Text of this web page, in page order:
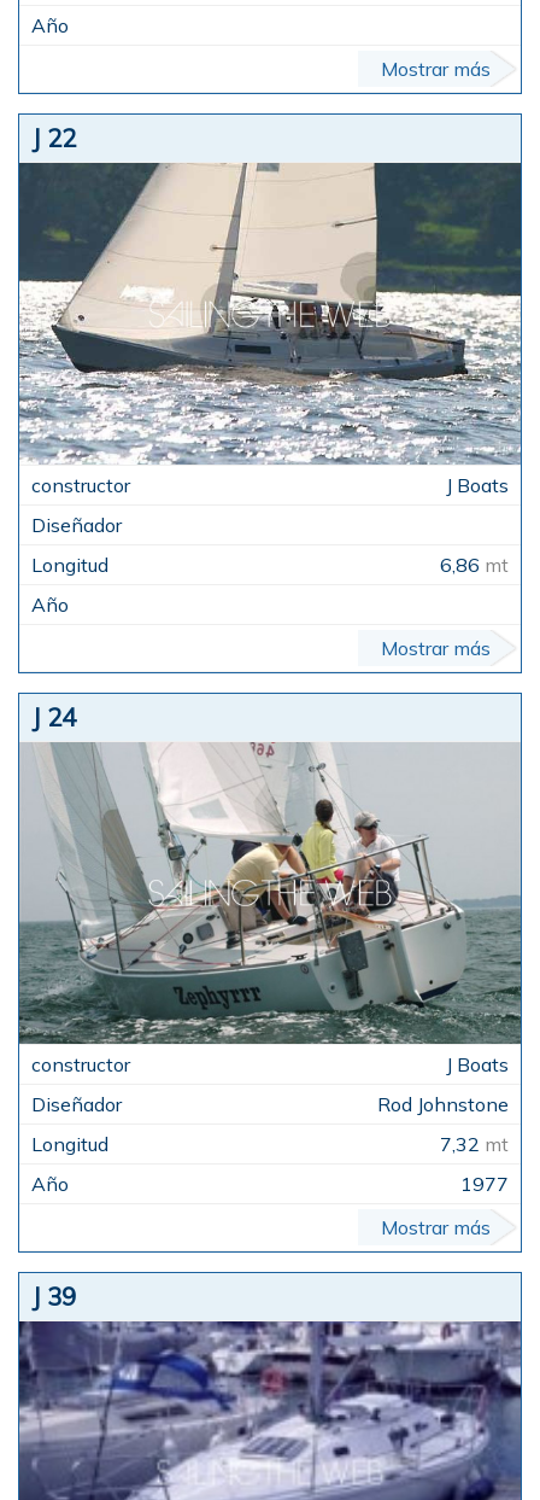
Mostrar más
J 22
J Boats
6,86 mt
Mostrar más
J 24
J Boats
Rod Johnstone
7,32 mt
1977
Mostrar más
J 39